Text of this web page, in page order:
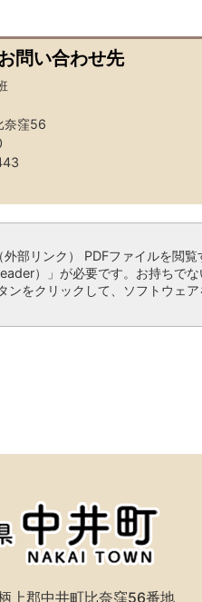
問い合わせ先
奈窪56
（外部リンク）
PDFファイルを閲
）」が必要です。お持ちで
ンをクリックして、ソフトウェ
上郡中井町比奈窪56番地